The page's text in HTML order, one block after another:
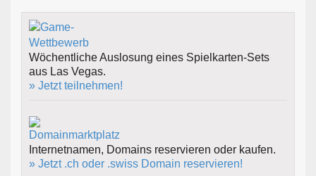
Wöchentliche Auslosung eines Spielkarten-Sets
aus Las Vegas.
» Jetzt teilnehmen!
Internetnamen, Domains reservieren oder kaufen.
» Jetzt .ch oder .swiss Domain reservieren!